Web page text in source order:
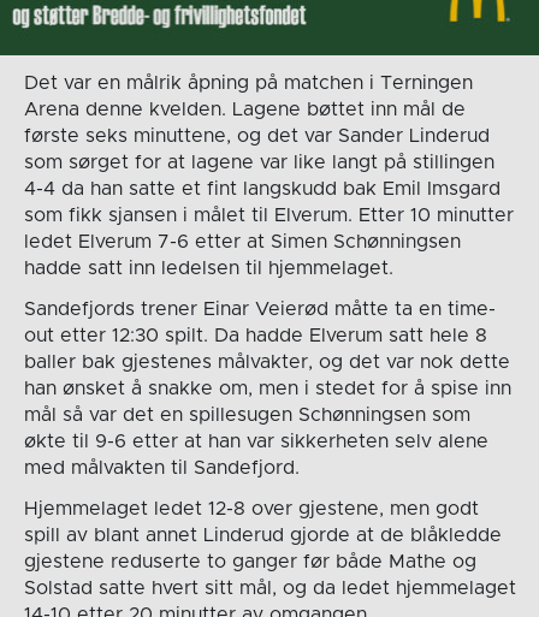
Det var en målrik åpning på matchen i Terningen
Arena denne kvelden. Lagene bøttet inn mål de
første seks minuttene, og det var Sander Linderud
som sørget for at lagene var like langt på stillingen
4-4 da han satte et fint langskudd bak Emil Imsgard
som fikk sjansen i målet til Elverum. Etter 10 minutter
ledet Elverum 7-6 etter at Simen Schønningsen
hadde satt inn ledelsen til hjemmelaget.
Sandefjords trener Einar Veierød måtte ta en time-
out etter 12:30 spilt. Da hadde Elverum satt hele 8
baller bak gjestenes målvakter, og det var nok dette
han ønsket å snakke om, men i stedet for å spise inn
mål så var det en spillesugen Schønningsen som
økte til 9-6 etter at han var sikkerheten selv alene
med målvakten til Sandefjord.
Hjemmelaget ledet 12-8 over gjestene, men godt
spill av blant annet Linderud gjorde at de blåkledde
gjestene reduserte to ganger før både Mathe og
Solstad satte hvert sitt mål, og da ledet hjemmelaget